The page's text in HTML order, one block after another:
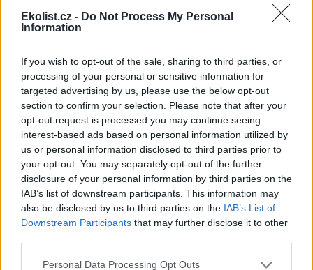
Ekolist.cz - Do Not Process My Personal
Information
If you wish to opt-out of the sale, sharing to third parties, or
processing of your personal or sensitive information for
targeted advertising by us, please use the below opt-out
section to confirm your selection. Please note that after your
opt-out request is processed you may continue seeing
interest-based ads based on personal information utilized by
us or personal information disclosed to third parties prior to
your opt-out. You may separately opt-out of the further
disclosure of your personal information by third parties on the
IAB’s list of downstream participants. This information may
also be disclosed by us to third parties on the IAB’s List of
Downstream Participants that may further disclose it to other
Personal Data Processing Opt Outs
Martin Nawrath: I v případě environmentálního žalu
platí, že sdílená bolest je poloviční bolest
Ekologická úzkost,
environmentální žal, klimatický
smutek. Jsou to nové
fenomény, nebo prožívali
podobné pocity i lidé v
minulosti? Obavy z měnícího se životního prostředí jsou na jednu
stranu přirozené a racionální. Někdy ale mohou narůst až do
takové míry, že člověka paralyzují. Jak poznáme, že nastal čas říci si
o podporu nebo pomoc a kde ji hledat? I o tom jsme hovořili s
Martinem Nawrathem, terapeutem a facilitátorem zabývajícím se
péčí o duševní zdraví také v kontextu probíhající klimatické krize a
proměn životního prostředí.
„Furt ve střehu.“ Manažer přírody Vilém Jurek o